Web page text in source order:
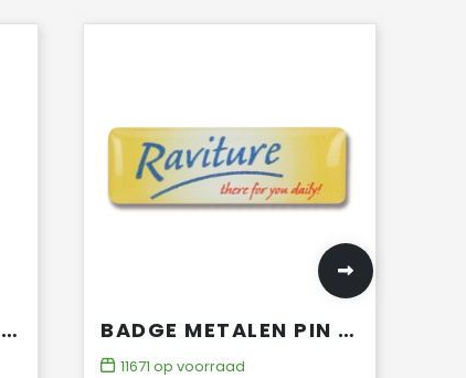
BADGE METALEN PIN 15X15MM BADGE METALEN PIN 30X10MM
11671 op voorraad